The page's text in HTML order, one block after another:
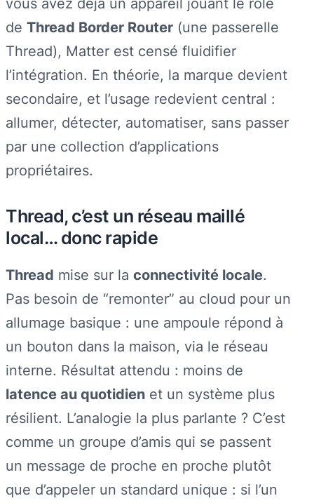
de Thread Border Router (une passerelle
Thread), Matter est censé fluidifier
l’intégration. En théorie, la marque devient
secondaire, et l’usage redevient central :
allumer, détecter, automatiser, sans passer
par une collection d’applications
propriétaires.
Thread, c’est un réseau maillé
local… donc rapide
Thread mise sur la connectivité locale.
Pas besoin de “remonter” au cloud pour un
allumage basique : une ampoule répond à
un bouton dans la maison, via le réseau
interne. Résultat attendu : moins de
latence au quotidien et un système plus
résilient. L’analogie la plus parlante ? C’est
comme un groupe d’amis qui se passent
un message de proche en proche plutôt
que d’appeler un standard unique : si l’un